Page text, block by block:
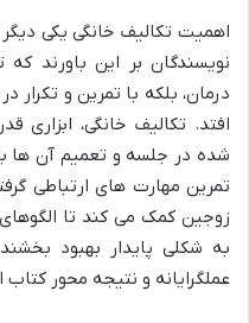
اهمیت تکالیف خانگی یکی
نویسندگان بر این باورند
درمان، بلکه با تمرین و
افتد. تکالیف خانگی، ابزاری
شده در جلسه و تعمیم آن ها
تمرین مهارت های ارتباطی
زوجین کمک می کند تا
به شکلی پایدار بهبود
عملگرایانه و نتیجه محور